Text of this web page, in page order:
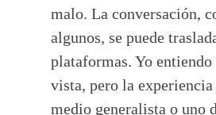
malo. La conversación,
algunos, se puede
plataformas. Yo entiendo
vista, pero la
medio generalista o uno